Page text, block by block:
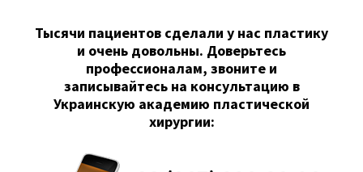
Тысячи пациентов сделали у нас пластику
и очень довольны. Доверьтесь
профессионалам, звоните и
записывайтесь на консультацию в
Украинскую академию пластической
хирургии: